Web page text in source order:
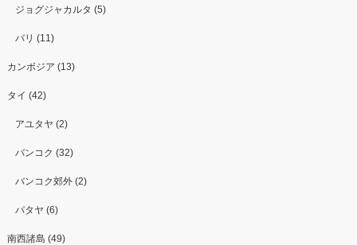
ジョグジャカルタ (5)
バリ (11)
カンボジア (13)
タイ (42)
アユタヤ (2)
バンコク (32)
バンコク郊外 (2)
パタヤ (6)
南西諸島 (49)